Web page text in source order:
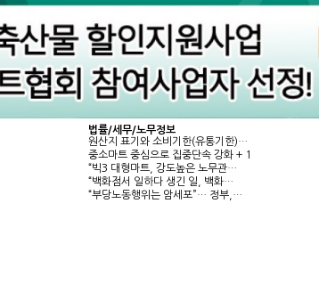
법률/세무/노무정보
원산지 표기와 소비기한(유통기한)…
중소마트 중심으로 집중단속 강화 + 1
“빅3 대형마트, 강도높은 노무관…
“백화점서 일하다 생긴 일, 백화…
“부당노동행위는 암세포”… 정부,…